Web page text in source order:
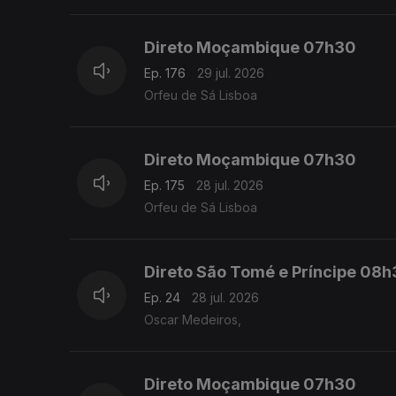
Direto Moçambique 07h30
Ep. 176
29 jul. 2026
Orfeu de Sá Lisboa
Direto Moçambique 07h30
Ep. 175
28 jul. 2026
Orfeu de Sá Lisboa
Direto São Tomé e Príncipe
Ep. 24
28 jul. 2026
Oscar Medeiros,
Direto Moçambique 07h30